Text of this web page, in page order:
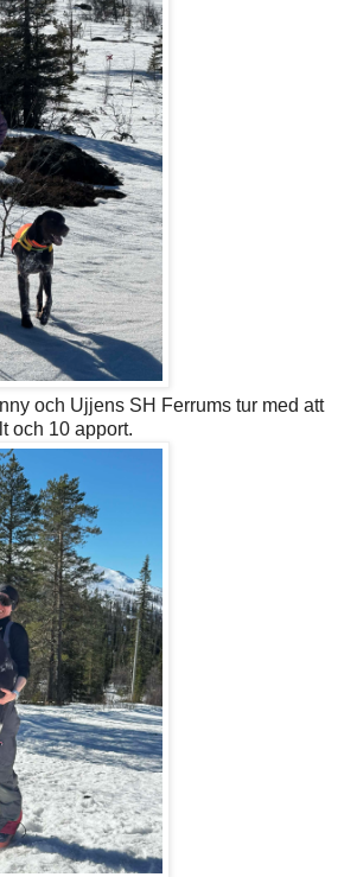
och Ujjens SH Ferrums tur med att
och 10 apport.